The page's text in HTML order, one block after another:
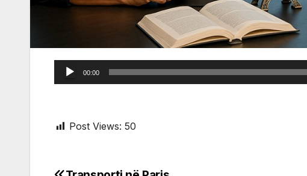
Audio
Player
00:00
Post Views: 50